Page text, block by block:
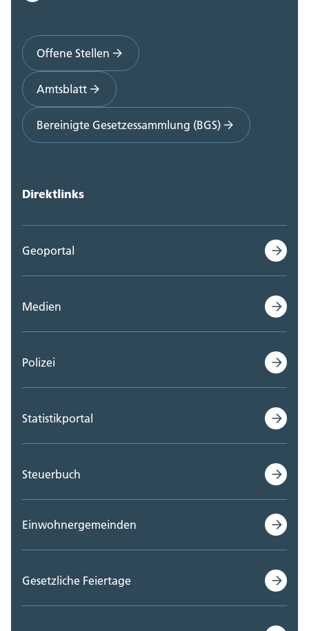
Offene Stellen
Amtsblatt
Bereinigte Gesetzessammlung (BGS)
Direktlinks
Geoportal
Medien
Polizei
Statistikportal
Steuerbuch
Einwohnergemeinden
Gesetzliche Feiertage